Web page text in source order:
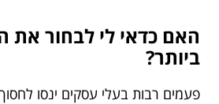
האם כדאי לי לבחור את
ביותר?
פעמים רבות בעלי עסקים ינסו